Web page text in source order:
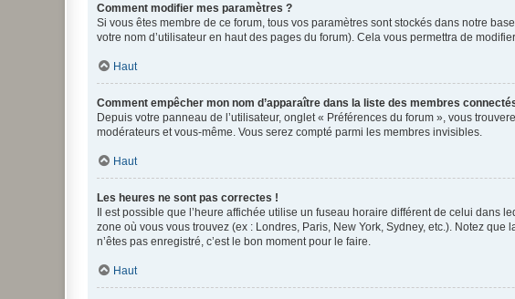
Comment modifier mes paramètres ?
Si vous êtes membre de ce forum, tous vos paramètres sont stockés dans notre
votre nom d’utilisateur en haut des pages du forum). Cela vous permettra de
Haut
Comment empêcher mon nom d’apparaître dans la liste des membres
Depuis votre panneau de l’utilisateur, onglet « Préférences du forum », vous
modérateurs et vous-même. Vous serez compté parmi les membres invisibles.
Haut
Les heures ne sont pas correctes !
Il est possible que l’heure affichée utilise un fuseau horaire différent de celui dans
zone où vous vous trouvez (ex : Londres, Paris, New York, Sydney, etc.). Notez
n’êtes pas enregistré, c’est le bon moment pour le faire.
Haut